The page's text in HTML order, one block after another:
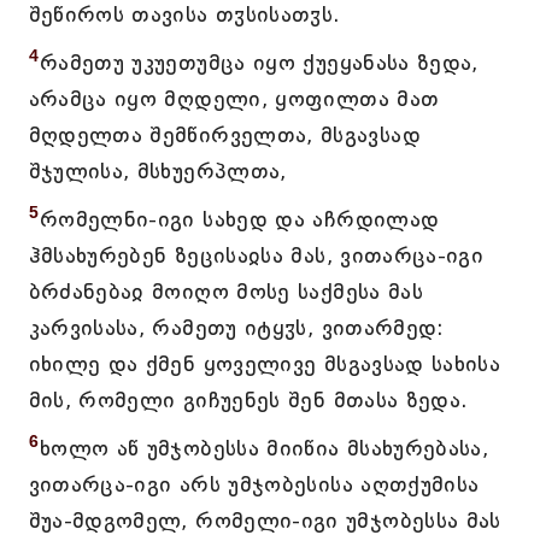
შეწიროს თავისა თჳსისათჳს.
4რამეთუ უკუეთუმცა იყო ქუეყანასა ზედა,
არამცა იყო მღდელი, ყოფილთა მათ
მღდელთა შემწირველთა, მსგავსად
შჯულისა, მსხუერპლთა,
5რომელნი-იგი სახედ და აჩრდილად
ჰმსახურებენ ზეცისაჲსა მას, ვითარცა-იგი
ბრძანებაჲ მოიღო მოსე საქმესა მას
კარვისასა, რამეთუ იტყჳს, ვითარმედ:
იხილე და ქმენ ყოველივე მსგავსად სახისა
მის, რომელი გიჩუენეს შენ მთასა ზედა.
6ხოლო აწ უმჯობესსა მიიწია მსახურებასა,
ვითარცა-იგი არს უმჯობესისა აღთქუმისა
შუა-მდგომელ, რომელი-იგი უმჯობესსა მას